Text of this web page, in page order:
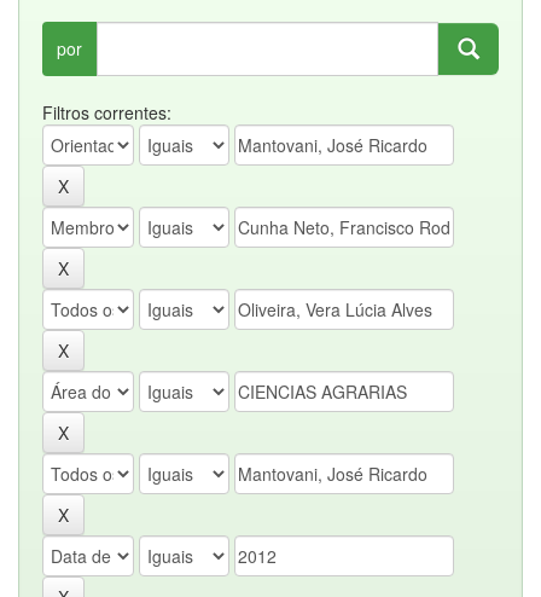
por
Filtros correntes: